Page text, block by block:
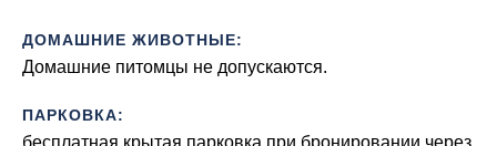
ДОМАШНИЕ ЖИВОТНЫЕ:
Домашние питомцы не допускаются.
ПАРКОВКА:
бесплатная крытая парковка при бронировании через